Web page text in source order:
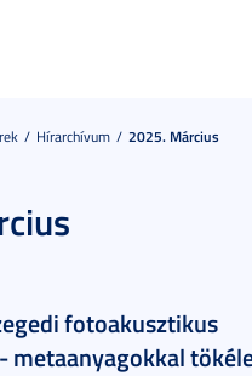
Hírarchívum 2025. Március
fotoakusztikus
metaanyagokkal